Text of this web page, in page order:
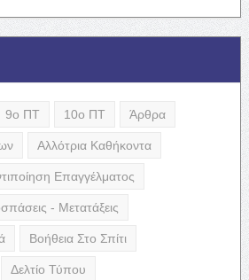
9ο ΠΤ 10ο ΠΤ Άρθρα
Αλλότρια Καθήκοντα
Επαγγέλματος
- Μετατάξεις
Βοήθεια Στο Σπίτι
Δελτίο Τύπου